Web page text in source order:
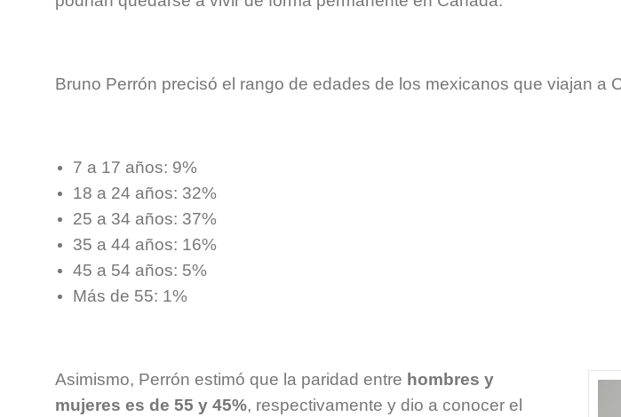
Bruno Perrón precisó el rango de edades de los mexicanos que viajan a
7 a 17 años: 9%
18 a 24 años: 32%
25 a 34 años: 37%
35 a 44 años: 16%
45 a 54 años: 5%
Más de 55: 1%
Asimismo, Perrón estimó que la paridad entre hombres y
mujeres es de 55 y 45%, respectivamente y dio a conocer el